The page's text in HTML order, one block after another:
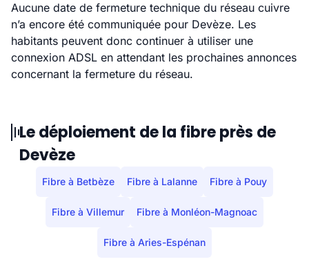
Aucune date de fermeture technique du réseau cuivre
n’a encore été communiquée pour Devèze. Les
habitants peuvent donc continuer à utiliser une
connexion ADSL en attendant les prochaines annonces
concernant la fermeture du réseau.
Le déploiement de la fibre près de
Devèze
Fibre à Betbèze Fibre à Lalanne Fibre à Pouy
Fibre à Villemur Fibre à Monléon-Magnoac
Fibre à Aries-Espénan